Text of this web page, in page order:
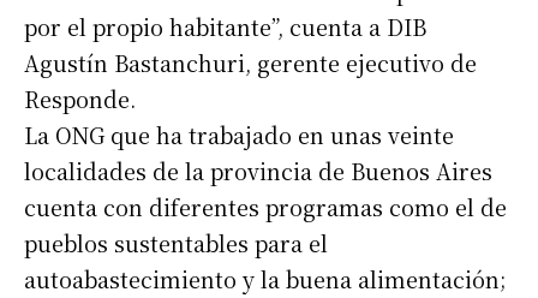
Suscribirme gratis
por el propio habitante”, cuenta a DIB
Agustín Bastanchuri, gerente ejecutivo de
Responde.
La ONG que ha trabajado en unas veinte
localidades de la provincia de Buenos Aires
cuenta con diferentes programas como el de
pueblos sustentables para el
autoabastecimiento y la buena alimentación;